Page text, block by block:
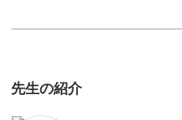
先生の紹介